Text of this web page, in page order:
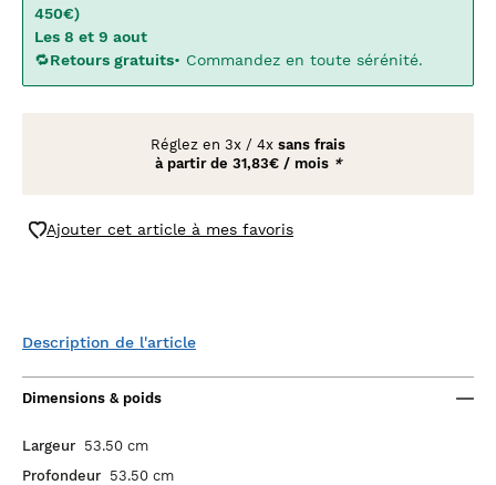
450€)
Les 8 et 9 aout
🔁Retours gratuits• Commandez en toute sérénité.
Réglez en 3x / 4x sans frais
à partir de 31,83€ / mois *
Ajouter cet article à mes favoris
Description de l'article
Dimensions & poids
Largeur 53.50 cm
Profondeur 53.50 cm